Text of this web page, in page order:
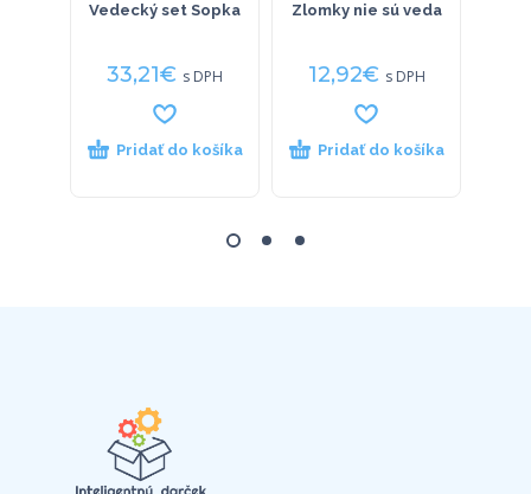
Vedecký set Sopka
33,21€ s DPH
Pridať do košíka
Zlomky nie sú veda
12,92€ s DPH
Pridať do košíka